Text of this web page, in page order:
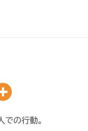
の行動。